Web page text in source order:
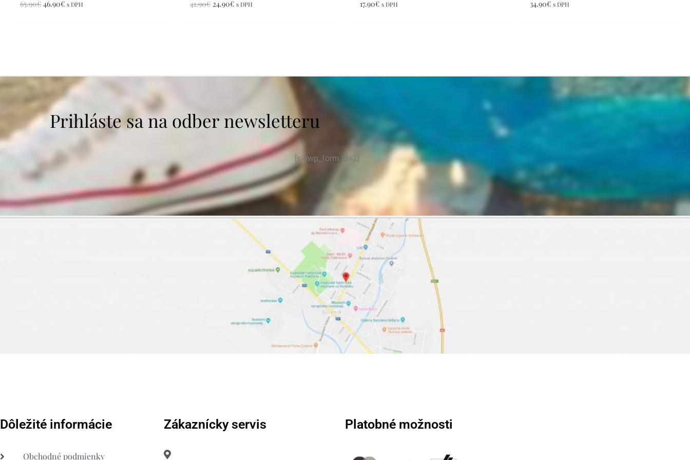
65.90€ 46.90€ s DPH 41.90€ 24.90€ s DPH 17.90€ s DPH 34.90€ s DPH
Prihláste sa na odber newsletteru
[sibwp_form id=2]
Dôležité informácie
Obchodné podmienky
Zákaznícky servis Platobné možnosti